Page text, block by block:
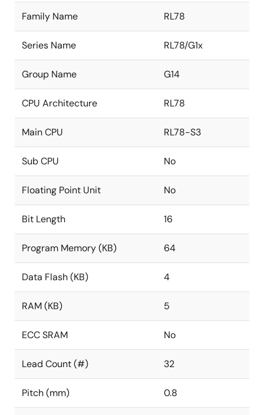
Family Name RL78
Series Name RL78/G1x
Group Name G14
CPU Architecture RL78
Main CPU RL78-S3
Sub CPU No
Floating Point Unit No
Bit Length 16
Program Memory (KB) 64
Data Flash (KB) 4
RAM (KB) 5
ECC SRAM No
Lead Count (#) 32
Pitch (mm) 0.8